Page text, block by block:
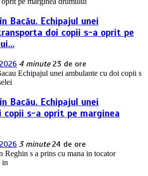
Bacău. Echipajul unei
doi copii s-a oprit pe
4 minute 23 de ore
Bacău. Echipajul unei
copii s-a oprit pe marginea
3 minute 24 de ore